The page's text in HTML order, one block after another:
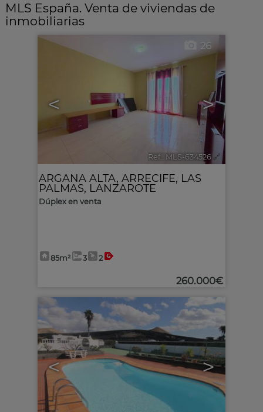
MLS España. Venta de viviendas de
inmobiliarias
< >
26
Ref.. MLS-634526 🔗
ARGANA ALTA, ARRECIFE, LAS
PALMAS, LANZAROTE
Dúplex en venta
85m² 3 2
260.000€
< >